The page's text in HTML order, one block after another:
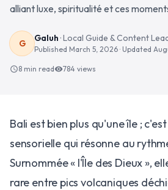
alliant luxe, spiritualité et ces
G Galuh ·Local Guide & Content
Published March 5, 2026 · Updated
schedule8 min readvisibility784 views
Bali est bien plus qu'une île ;
sensorielle qui résonne au
Surnommée « l'Île des Dieux »,
rare entre pics volcaniques